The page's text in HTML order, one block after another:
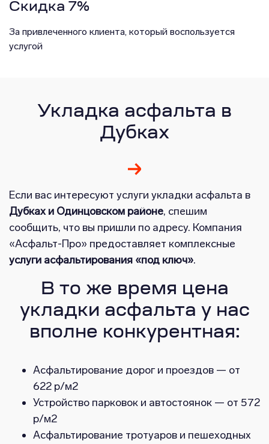
Скидка 7%
За привлеченного клиента, который воспользуется
услугой
Укладка асфальта в
Дубках
Если вас интересуют услуги укладки асфальта в
Дубках и Одинцовском районе, спешим
сообщить, что вы пришли по адресу. Компания
«Асфальт-Про» предоставляет комплексные
услуги асфальтирования «под ключ».
В то же время цена
укладки асфальта у нас
вполне конкурентная:
Асфальтирование дорог и проездов — от
622 р/м2
Устройство парковок и автостоянок — от 572
р/м2
Асфальтирование тротуаров и пешеходных